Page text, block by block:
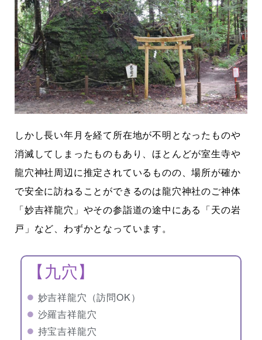
しかし長い年月を経て所在地が不明となったものや
消滅してしまったものもあり、ほとんどが室生寺や
龍穴神社周辺に推定されているものの、場所が確か
で安全に訪ねることができるのは龍穴神社のご神体
「妙吉祥龍穴」やその参詣道の途中にある「天の岩
戸」など、わずかとなっています。
【九穴】
妙吉祥龍穴（訪問OK）
沙羅吉祥龍穴
持宝吉祥龍穴